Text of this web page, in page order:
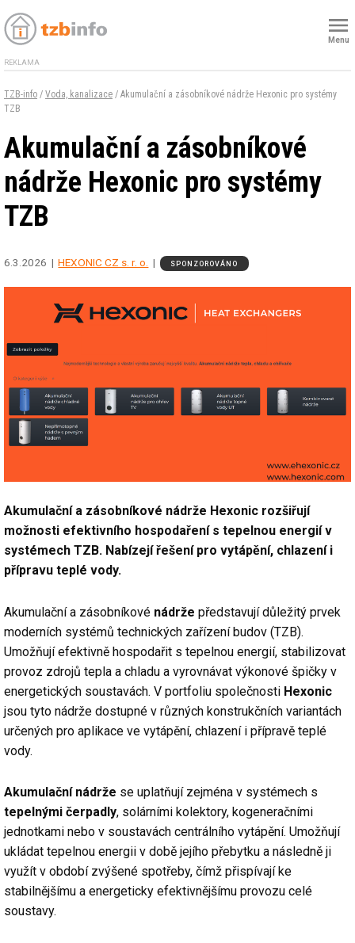
Menu
REKLAMA
TZB-info / Voda, kanalizace / Akumulační a zásobníkové nádrže Hexonic pro systémy
TZB
Akumulační a zásobníkové
nádrže Hexonic pro systémy
TZB
6.3.2026 HEXONIC CZ s. r. o. SPONZOROVÁNO
Akumulační a zásobníkové nádrže Hexonic rozšiřují
možnosti efektivního hospodaření s tepelnou energií v
systémech TZB. Nabízejí řešení pro vytápění, chlazení i
přípravu teplé vody.
Akumulační a zásobníkové nádrže představují důležitý prvek
moderních systémů technických zařízení budov (TZB).
Umožňují efektivně hospodařit s tepelnou energií, stabilizovat
provoz zdrojů tepla a chladu a vyrovnávat výkonové špičky v
energetických soustavách. V portfoliu společnosti Hexonic
jsou tyto nádrže dostupné v různých konstrukčních variantách
určených pro aplikace ve vytápění, chlazení i přípravě teplé
vody.
Akumulační nádrže se uplatňují zejména v systémech s
tepelnými čerpadly, solárními kolektory, kogeneračními
jednotkami nebo v soustavách centrálního vytápění. Umožňují
ukládat tepelnou energii v době jejího přebytku a následně ji
využít v období zvýšené spotřeby, čímž přispívají ke
stabilnějšímu a energeticky efektivnějšímu provozu celé
soustavy.